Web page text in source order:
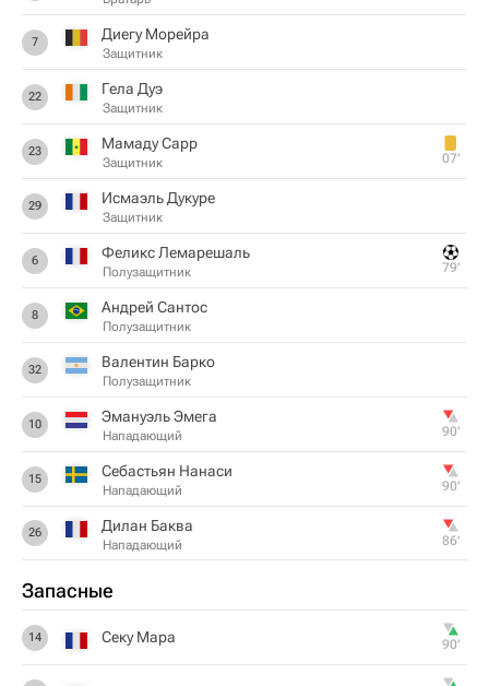
7 Диегу Морейра
Защитник
22 Гела Дуэ
Защитник
23 Мамаду Сарр
Защитник 07‎’‎
29 Исмаэль Дукуре
Защитник
6 Феликс Лемарешаль
Полузащитник 79‎’‎
8 Андрей Сантос
Полузащитник
32 Валентин Барко
Полузащитник
10 Эмануэль Эмега
Нападающий 90‎’‎
15 Себастьян Нанаси
Нападающий 90‎’‎
26 Дилан Баква
Нападающий 86‎’‎
Запасные
14 Секу Мара 90‎’‎